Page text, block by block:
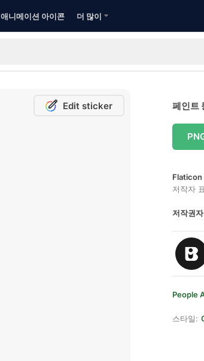
애니메이션 아이콘 더 많이
Edit sticker 페인트
Flaticon
저작자
저작권
People
스타일: